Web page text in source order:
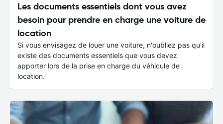
Les documents essentiels dont vous avez
besoin pour prendre en charge une voiture de
location
Si vous envisagez de louer une voiture, n'oubliez pas qu'il
existe des documents essentiels que vous devez
apporter lors de la prise en charge du véhicule de
location.